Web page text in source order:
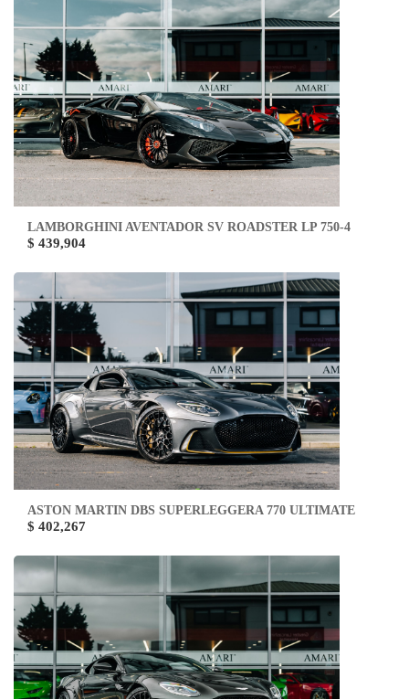
LAMBORGHINI AVENTADOR SV ROADSTER LP 750-4
$ 439,904
ASTON MARTIN DBS SUPERLEGGERA 770 ULTIMATE
$ 402,267